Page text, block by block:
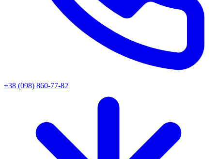
+38 (098) 860-77-82